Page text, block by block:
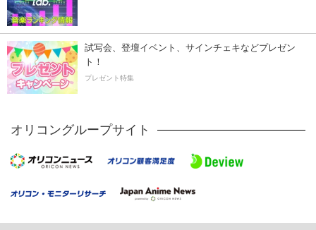
試写会、登壇イベント、サインチェキなどプレゼン
ト！
プレゼント特集
オリコングループサイト